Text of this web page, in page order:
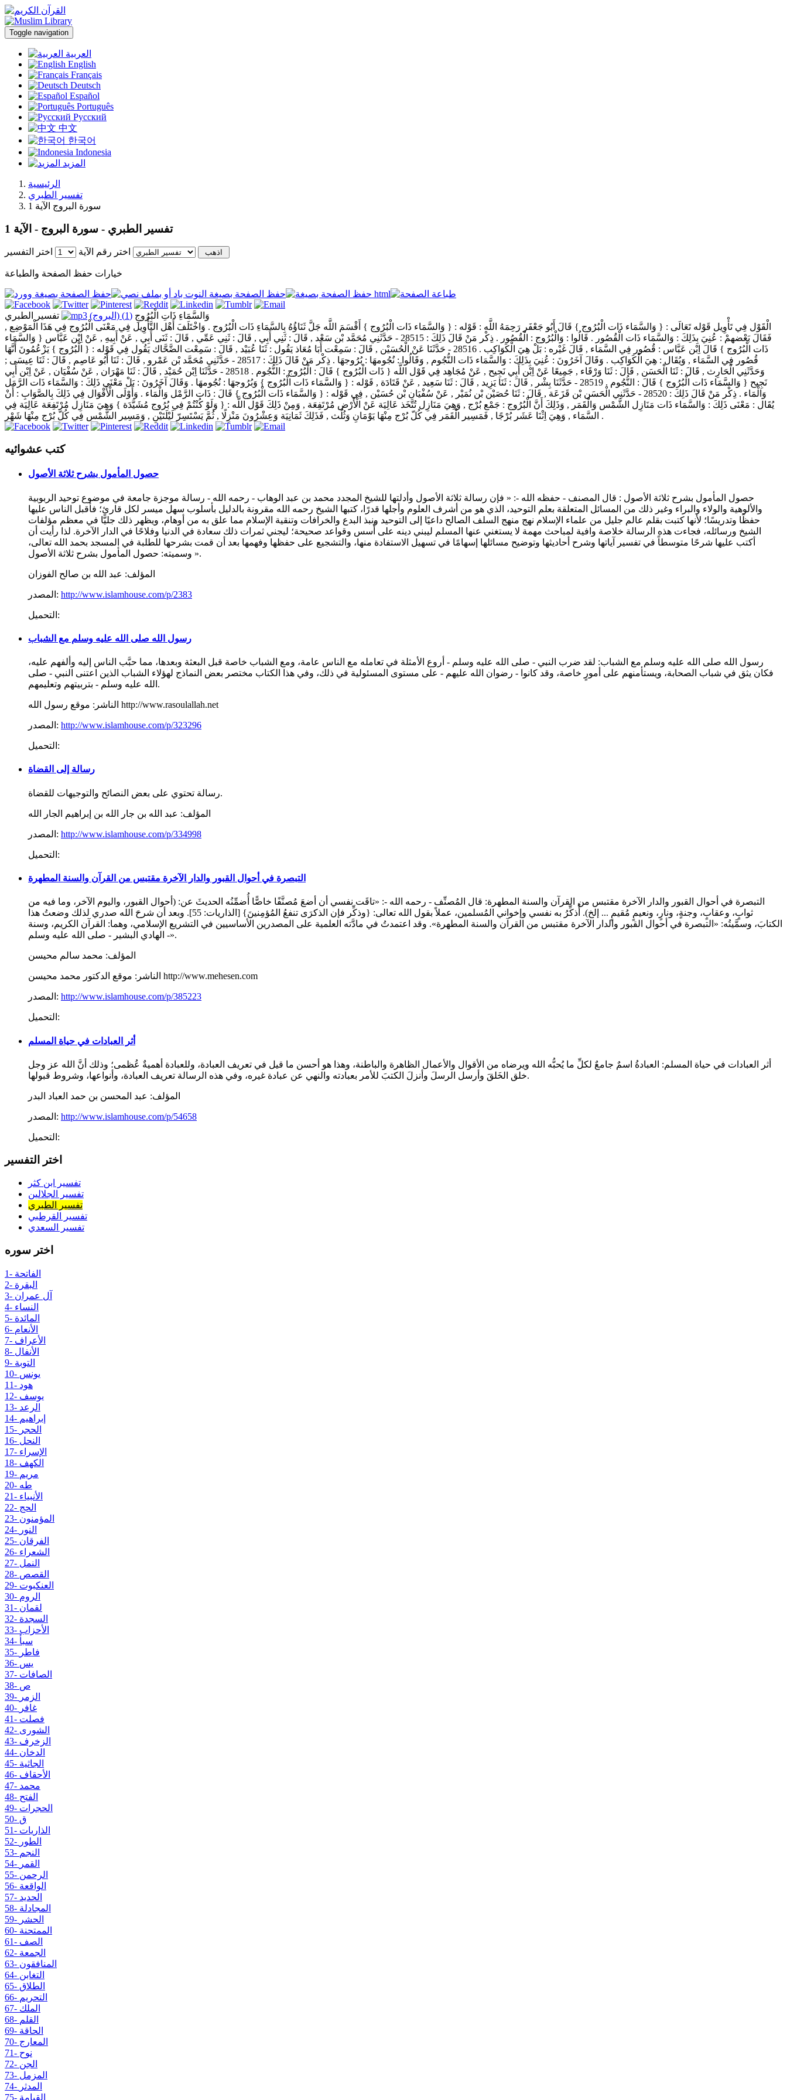
Toggle navigation
العربية
English
Français
Deutsch
Español
Português
Русский
中文
한국어
Indonesia
المزيد
الرئيسية
تفسير الطبري
سورة البروج الآية 1
تفسير الطبري - سورة البروج - الآية 1
اختر رقم الآية اختر التفسير
خيارات حفظ الصفحة والطباعة
وَالسَّمَاءِ ذَاتِ الْبُرُوجِ (1) (البروج)
تفسير الطبري
الْقَوْل فِي تَأْوِيل قَوْله تَعَالَى : { وَالسَّمَاء ذَات الْبُرُوج } قَالَ أَبُو جَعْفَر رَحِمَهُ اللَّه : قَوْله : { وَالسَّمَاء ذَات الْبُرُوج } أَقْسَمَ اللَّه جَلَّ ثَنَاؤُهُ بِالسَّمَاءِ ذَات الْبُرُوج . وَاخْتَلَفَ أَهْل التَّأْوِيل فِي مَعْنَى الْبُرُوج فِي هَذَا الْمَوْضِع ,
فَقَالَ بَعْضهمْ : عُنِيَ بِذَلِكَ : وَالسَّمَاء ذَات الْقُصُور . قَالُوا : وَالْبُرُوج : الْقُصُور . ذِكْر مَنْ قَالَ ذَلِكَ : 28515 - حَدَّثَنِي مُحَمَّد بْن سَعْد , قَالَ : ثَنِي أَبِي , قَالَ : ثَنِي عَمِّي , قَالَ : ثَنَى أَبِي , عَنْ أَبِيهِ , عَنْ اِبْن عَبَّاس { وَالسَّمَاء
ذَات الْبُرُوج } قَالَ اِبْن عَبَّاس : قُصُور فِي السَّمَاء , قَالَ غَيْره : بَلْ هِيَ الْكَوَاكِب . 28516 - حَدَّثَنَا عَنْ الْحُسَيْن , قَالَ : سَمِعْت أَبَا مُعَاذ يَقُول : ثَنَا عُبَيْد , قَالَ : سَمِعْت الضَّحَّاك يَقُول فِي قَوْله : { الْبُرُوج } يَزْعُمُونَ أَنَّهَا
قُصُور فِي السَّمَاء , وَيُقَال : هِيَ الْكَوَاكِب . وَقَالَ آخَرُونَ : عُنِيَ بِذَلِكَ : وَالسَّمَاء ذَات النُّجُوم , وَقَالُوا : نُجُومهَا : بُرُوجهَا . ذِكْر مَنْ قَالَ ذَلِكَ : 28517 - حَدَّثَنِي مُحَمَّد بْن عَمْرو , قَالَ : ثَنَا أَبُو عَاصِم , قَالَ : ثَنَا عِيسَى ;
وَحَدَّثَنِي الْحَارِث , قَالَ : ثَنَا الْحَسَن , قَالَ : ثَنَا وَرْقَاء , جَمِيعًا عَنْ اِبْن أَبِي نَجِيح , عَنْ مُجَاهِد فِي قَوْل اللَّه { ذَات الْبُرُوج } قَالَ : الْبُرُوج : النُّجُوم . 28518 - حَدَّثَنَا اِبْن حُمَيْد , قَالَ : ثَنَا مَهْرَان , عَنْ سُفْيَان , عَنْ اِبْن أَبِي
نَجِيح { وَالسَّمَاء ذَات الْبُرُوج } قَالَ : النُّجُوم . 28519 - حَدَّثَنَا بِشْر , قَالَ : ثَنَا يَزِيد , قَالَ : ثَنَا سَعِيد , عَنْ قَتَادَة , قَوْله : { وَالسَّمَاء ذَات الْبُرُوج } وَبُرُوجهَا : نُجُومهَا . وَقَالَ آخَرُونَ : بَلْ مَعْنَى ذَلِكَ : وَالسَّمَاء ذَات الرَّمَل
وَالْمَاء . ذِكْر مَنْ قَالَ ذَلِكَ : 28520 - حَدَّثَنِي الْحَسَن بْن قَزَعَة , قَالَ : ثَنَا حُصَيْن بْن نُمَيْر , عَنْ سُفْيَان بْن حُسَيْن , فِي قَوْله : { وَالسَّمَاء ذَات الْبُرُوج } قَالَ : ذَات الرَّمْل وَالْمَاء . وَأَوْلَى الْأَقْوَال فِي ذَلِكَ بِالصَّوَابِ : أَنْ
يُقَال : مَعْنَى ذَلِكَ : وَالسَّمَاء ذَات مَنَازِل الشَّمْس وَالْقَمَر , وَذَلِكَ أَنَّ الْبُرُوج : جَمْع بُرْج , وَهِيَ مَنَازِل تُتَّخَذ عَالِيَة عَنْ الْأَرْض مُرْتَفِعَة , وَمِنْ ذَلِكَ قَوْل اللَّه : { وَلَوْ كُنْتُمْ فِي بُرُوج مُشَيَّدَة } وَهِيَ مَنَازِل مُرْتَفِعَة عَالِيَة فِي
السَّمَاء , وَهِيَ اِثْنَا عَشَر بُرْجًا , فَمَسِير الْقَمَر فِي كُلّ بُرْج مِنْهَا يَوْمَانِ وَثُلُث , فَذَلِكَ ثَمَانِيَة وَعِشْرُونَ مَنْزِلًا , ثُمَّ يَسْتَسِرّ لَيْلَتَيْنِ , وَمَسِير الشَّمْس فِي كُلّ بُرْج مِنْهَا شَهْر .
كتب عشوائيه
حصول المأمول بشرح ثلاثة الأصول
حصول المأمول بشرح ثلاثة الأصول : قال المصنف - حفظه الله -: « فإن رسالة ثلاثة الأصول وأدلتها للشيخ المجدد محمد بن عبد الوهاب - رحمه الله - رسالة موجزة جامعة في موضوع توحيد الربوبية
والألوهية والولاء والبراء وغير ذلك من المسائل المتعلقة بعلم التوحيد، الذي هو من أشرف العلوم وأجلها قدرًا، كتبها الشيخ رحمه الله مقرونة بالدليل بأسلوب سهل ميسر لكل قارئ؛ فأقبل الناس عليها
حفظًا وتدريسًا؛ لأنها كتبت بقلم عالم جليل من علماء الإسلام نهج منهج السلف الصالح داعيًا إلى التوحيد ونبذ البدع والخرافات وتنقية الإسلام مما علق به من أوهام، ويظهر ذلك جليًّا في معظم مؤلفات
الشيخ ورسائله، فجاءت هذه الرسالة خلاصة وافية لمباحث مهمة لا يستغني عنها المسلم ليبني دينه على أُسس وقواعد صحيحة؛ ليجني ثمرات ذلك سعادة في الدنيا وفلاحًا في الدار الآخرة. لذا رأيت أن
أكتب عليها شرحًا متوسطاً في تفسير آياتها وشرح أحاديثها وتوضيح مسائلها إسهامًا في تسهيل الاستفادة منها، والتشجيع على حفظها وفهمها بعد أن قمت بشرحها للطلبة في المسجد بحمد الله تعالى،
وسميته: حصول المأمول بشرح ثلاثة الأصول ».
المؤلف: عبد الله بن صالح الفوزان
المصدر: http://www.islamhouse.com/p/2383
التحميل:
رسول الله صلى الله عليه وسلم مع الشباب
رسول الله صلى الله عليه وسلم مع الشباب: لقد ضرب النبي - صلى الله عليه وسلم - أروع الأمثلة في تعامله مع الناس عامة، ومع الشباب خاصة قبل البعثة وبعدها، مما حبَّب الناس إليه وألفهم عليه،
فكان يثق في شباب الصحابة، ويستأمنهم على أمورٍ خاصة، وقد كانوا - رضوان الله عليهم - على مستوى المسئولية في ذلك، وفي هذا الكتاب مختصر بعض النماذج لهؤلاء الشباب الذين اعتنى النبي - صلى
الله عليه وسلم - بتربيتهم وتعليمهم.
الناشر: موقع رسول الله http://www.rasoulallah.net
المصدر: http://www.islamhouse.com/p/323296
التحميل:
رسالة إلى القضاة
رسالة تحتوي على بعض النصائح والتوجيهات للقضاة.
المؤلف: عبد الله بن جار الله بن إبراهيم الجار الله
المصدر: http://www.islamhouse.com/p/334998
التحميل:
التبصرة في أحوال القبور والدار الآخرة مقتبس من القرآن والسنة المطهرة
التبصرة في أحوال القبور والدار الآخرة مقتبس من القرآن والسنة المطهرة: قال المُصنِّف - رحمه الله -: «تاقَت نفسي أن أضعَ مُصنَّفًا خاصًّا أُضمِّنُه الحديثَ عن: (أحوال القبور، واليوم الآخر، وما فيه من
ثوابٍ، وعقابٍ، وجنةٍ، ونارٍ، ونعيمٍ مُقيمٍ ... إلخ). أُذكِّرُ به نفسي وإخواني المُسلمين، عملاً بقول الله تعالى: {وذكِّر فإن الذكرَى تنفعُ المُؤمِنينَ} [الذاريات: 55]. وبعد أن شرحَ الله صدري لذلك وضعتُ هذا
الكتابَ، وسمَّيتُه: «التبصرة في أحوال القبور والدار الآخرة مقتبس من القرآن والسنة المطهرة». وقد اعتمدتُ في مادَّته العلمية على المصدرين الأساسيين في التشريع الإسلامي، وهما: القرآن الكريم، وسنة
الهادي البشير - صلى الله عليه وسلم -».
المؤلف: محمد سالم محيسن
الناشر: موقع الدكتور محمد محيسن http://www.mehesen.com
المصدر: http://www.islamhouse.com/p/385223
التحميل:
أثر العبادات في حياة المسلم
أثر العبادات في حياة المسلم: العبادةُ اسمٌ جامعٌ لكلِّ ما يُحبُّه الله ويرضاه من الأقوال والأعمال الظاهرة والباطنة، وهذا هو أحسن ما قيل في تعريف العبادة، وللعبادة أهميةٌ عُظمى؛ وذلك أنَّ الله عز وجل
خلق الخَلقَ وأرسل الرسلَ وأنزلَ الكتبَ للأمر بعبادته والنهي عن عبادة غيره، وفي هذه الرسالة تعريف العبادة، وأنواعها، وشروط قبولها.
المؤلف: عبد المحسن بن حمد العباد البدر
المصدر: http://www.islamhouse.com/p/54658
التحميل:
اختر التفسير
تفسير ابن كثر
تفسير الجلالين
تفسير الطبري
تفسير القرطبي
تفسير السعدي
اختر سوره
1- الفاتحة
2- البقرة
3- آل عمران
4- النساء
5- المائدة
6- الأنعام
7- الأعراف
8- الأنفال
9- التوبة
10- يونس
11- هود
12- يوسف
13- الرعد
14- إبراهيم
15- الحجر
16- النحل
17- الإسراء
18- الكهف
19- مريم
20- طه
21- الأنبياء
22- الحج
23- المؤمنون
24- النور
25- الفرقان
26- الشعراء
27- النمل
28- القصص
29- العنكبوت
30- الروم
31- لقمان
32- السجدة
33- الأحزاب
34- سبأ
35- فاطر
36- يس
37- الصافات
38- ص
39- الزمر
40- غافر
41- فصلت
42- الشورى
43- الزخرف
44- الدخان
45- الجاثية
46- الأحقاف
47- محمد
48- الفتح
49- الحجرات
50- ق
51- الذاريات
52- الطور
53- النجم
54- القمر
55- الرحمن
56- الواقعة
57- الحديد
58- المجادلة
59- الحشر
60- الممتحنة
61- الصف
62- الجمعة
63- المنافقون
64- التغابن
65- الطلاق
66- التحريم
67- الملك
68- القلم
69- الحاقة
70- المعارج
71- نوح
72- الجن
73- المزمل
74- المدثر
75- القيامة